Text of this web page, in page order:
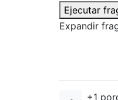
<body>
<div class
<div
</body>
Ejecutar
Expandir
+1